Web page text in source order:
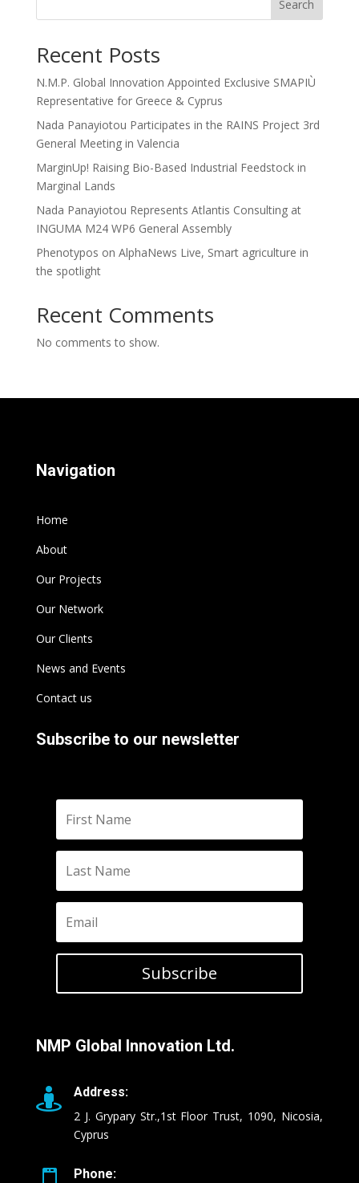
Search
Recent Posts
N.M.P. Global Innovation Appointed Exclusive SMAPIÙ
Representative for Greece & Cyprus
Nada Panayiotou Participates in the RAINS Project 3rd
General Meeting in Valencia
MarginUp! Raising Bio-Based Industrial Feedstock in
Marginal Lands
Nada Panayiotou Represents Atlantis Consulting at
INGUMA M24 WP6 General Assembly
Phenotypos on AlphaNews Live, Smart agriculture in
the spotlight
Recent Comments
No comments to show.
Navigation
Home
About
Our Projects
Our Network
Our Clients
News and Events
Contact us
Subscribe to our newsletter
Subscribe
NMP Global Innovation Ltd.

Address:
2 J. Grypary Str.,1st Floor Trust, 1090, Nicosia,
Cyprus
Phone: